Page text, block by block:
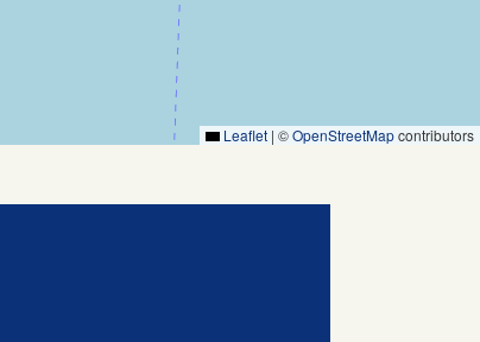
Leaflet | ©OpenStreetMapcontributors